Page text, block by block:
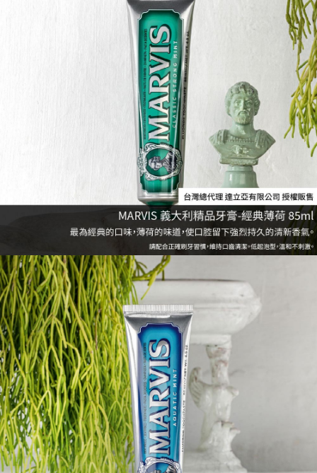
「AFTEE先享後付」，若未經同意申辦者引起之損失，本公司不負相關責
４．使用「AFTEE先享後付」時，將依據個別帳號之用戶狀況，依本公司即
時審查核予不同之上限額度；若仍有額度不足之情形，本公司將視審查結果
５．嚴禁一人註冊多個帳號或使用他人資訊註冊。若發現惡意使用之情形，
恩沛科技股份有限公司將有權停止該用戶之使用額度並採取法律行動。